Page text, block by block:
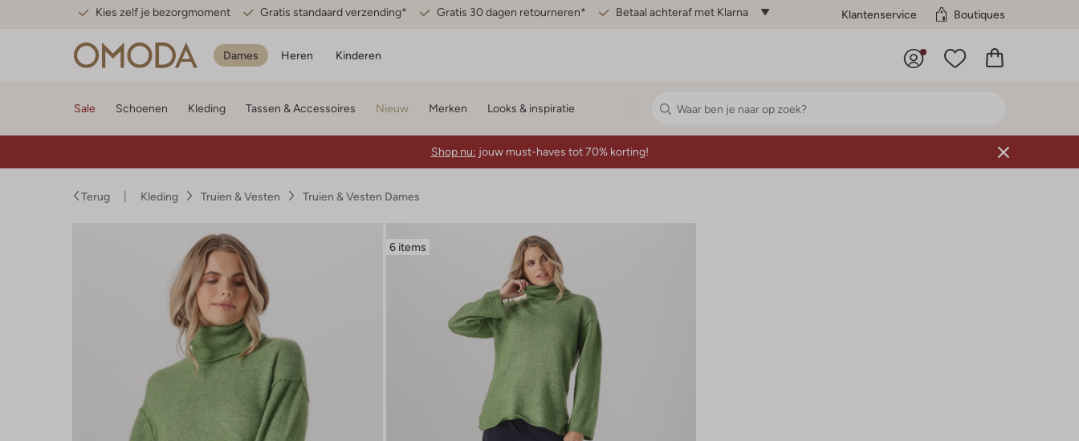
Kies zelf je bezorgmoment Gratis standaard verzending* Gratis 30 dagen retourneren* Betaal achteraf met Klarna Klantenservice Boutiques
Dames Heren Kinderen
Sale Schoenen Kleding Tassen & Accessoires Nieuw Merken Looks & inspiratie
Shop nu: jouw must-haves tot 70% korting!
Terug Kleding Truien & Vesten Truien & Vesten Dames
6 items